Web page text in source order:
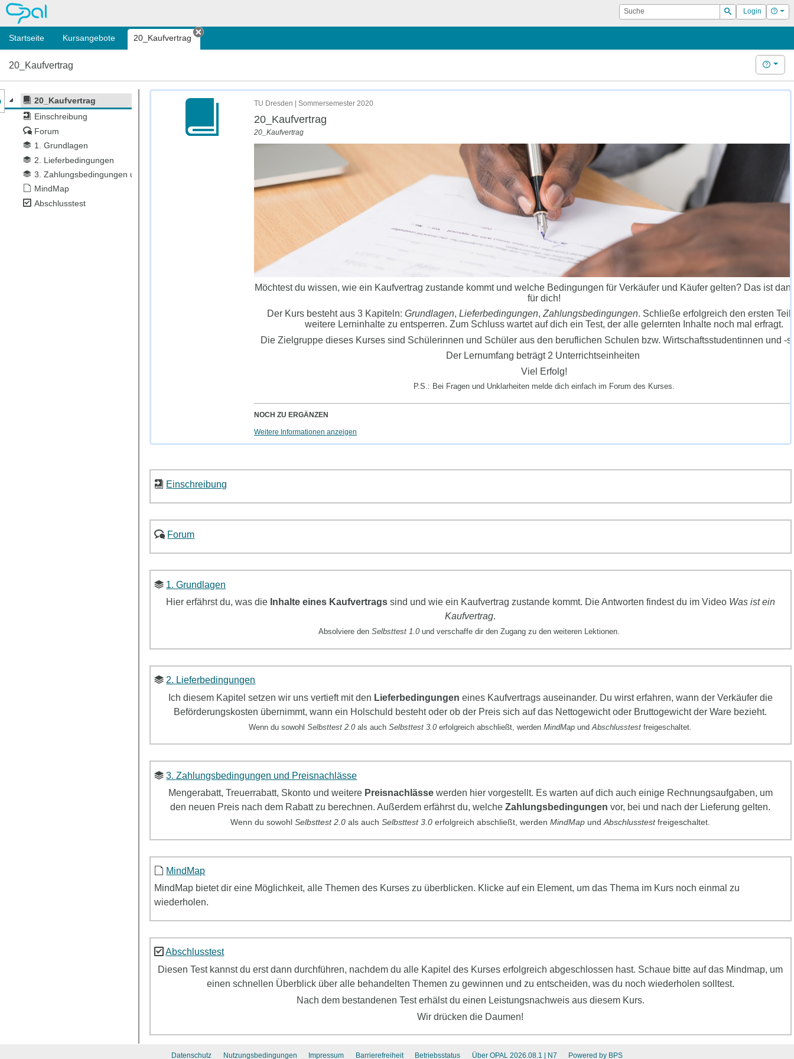
OPAL Suche
Suchen
Login Hilfe
Startseite Kursangebote 20_Kaufvertrag
Tab schließen
20_Kaufvertrag Hilfe
20_Kaufvertrag
Einschreibung
Forum
1. Grundlagen
2. Lieferbedingungen
3. Zahlungsbedingungen und Preisnachlässe
MindMap
Abschlusstest
des Kursmenüs
TU Dresden | Sommersemester 2020
20_Kaufvertrag
20_Kaufvertrag
Möchtest du wissen, wie ein Kaufvertrag zustande kommt und welche Bedingungen für Verkäufer und Käufer gelten? Das ist
für dich!
Der Kurs besteht aus 3 Kapiteln: Grundlagen, Lieferbedingungen, Zahlungsbedingungen. Schließe erfolgreich den ersten Teil
weitere Lerninhalte zu entsperren. Zum Schluss wartet auf dich ein Test, der alle gelernten Inhalte noch mal erfragt.
Die Zielgruppe dieses Kurses sind Schülerinnen und Schüler aus den beruflichen Schulen bzw. Wirtschaftsstudentinnen und -
Der Lernumfang beträgt 2 Unterrichtseinheiten
Viel Erfolg!
P.S.: Bei Fragen und Unklarheiten melde dich einfach im Forum des Kurses.
NOCH ZU ERGÄNZEN
Weitere Informationen anzeigen
Einschreibung
Forum
1. Grundlagen
Hier erfährst du, was die Inhalte eines Kaufvertragssind und wie ein Kaufvertrag zustande kommt. Die Antworten findest du im Video Was ist ein
Kaufvertrag.
Absolviere denSelbsttest 1.0 und verschaffe dir den Zugang zu den weiteren Lektionen.
2. Lieferbedingungen
Ich diesem Kapitel setzen wir unsvertieft mit den Lieferbedingungen eines Kaufvertragsauseinander. Du wirst erfahren, wann der Verkäufer die
Beförderungskosten übernimmt, wann ein Holschuld besteht oder ob der Preis sich auf das Nettogewicht oder Bruttogewicht der Ware bezieht.
Wenn du sowohl Selbsttest 2.0als auchSelbsttest 3.0erfolgreich abschließt, werdenMindMap undAbschlusstest freigeschaltet.
3. Zahlungsbedingungen und Preisnachlässe
Mengerabatt, Treuerrabatt, Skonto und weitere Preisnachlässewerden hier vorgestellt. Es warten auf dich auch einige Rechnungsaufgaben, um
den neuen Preis nach dem Rabatt zu berechnen. Außerdem erfährst du, welcheZahlungsbedingungen vor, bei und nach der Lieferung gelten.
Wenn du sowohlSelbsttest2.0als auchSelbsttest3.0erfolgreich abschließt, werdenMindMap und Abschlusstest freigeschaltet.
MindMap
MindMap bietet dir eine Möglichkeit, alle Themen des Kurses zu überblicken. Klicke auf ein Element, um das Thema im Kurs noch einmal zu
wiederholen.
Abschlusstest
Diesen Test kannst du erst dann durchführen, nachdem du alle Kapitel des Kurses erfolgreich abgeschlossen hast. Schaue bitte auf das Mindmap, um
einen schnellen Überblick über alle behandelten Themen zu gewinnen und zu entscheiden, was du noch wiederholen solltest.
Nach dem bestandenen Test erhälst du einen Leistungsnachweis aus diesem Kurs.
Wir drücken die Daumen!
Datenschutz Nutzungsbedingungen Impressum Barrierefreiheit Betriebsstatus Über OPAL 2026.08.1 | N7 Powered by BPS